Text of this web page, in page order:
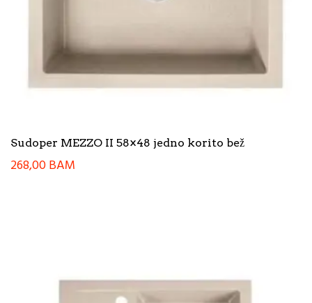
Sudoper MEZZO II 58×48 jedno korito bež
268,00BAM